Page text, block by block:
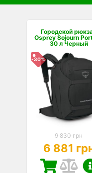
Городской
Osprey Sojourn
30 л Черный
-30%
9 830 грн
6 881